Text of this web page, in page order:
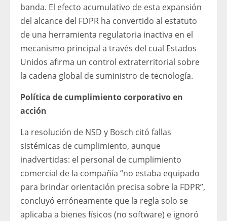
banda. El efecto acumulativo de esta expansión
del alcance del FDPR ha convertido al estatuto
de una herramienta regulatoria inactiva en el
mecanismo principal a través del cual Estados
Unidos afirma un control extraterritorial sobre
la cadena global de suministro de tecnología.
Política de cumplimiento corporativo en
acción
La resolución de NSD y Bosch citó fallas
sistémicas de cumplimiento, aunque
inadvertidas: el personal de cumplimiento
comercial de la compañía “no estaba equipado
para brindar orientación precisa sobre la FDPR”,
concluyó erróneamente que la regla solo se
aplicaba a bienes físicos (no software) e ignoró